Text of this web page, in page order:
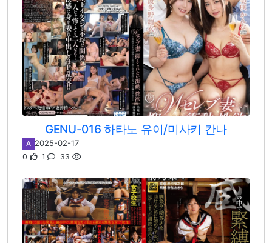
GENU-016 하타노 유이/미사키 칸나
A 2025-02-17
0 1 33